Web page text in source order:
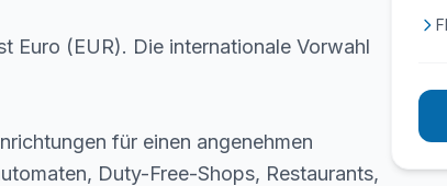
Euro (EUR). Die internationale Vorwahl
für einen angenehmen
Duty-Free-Shops, Restaurants,